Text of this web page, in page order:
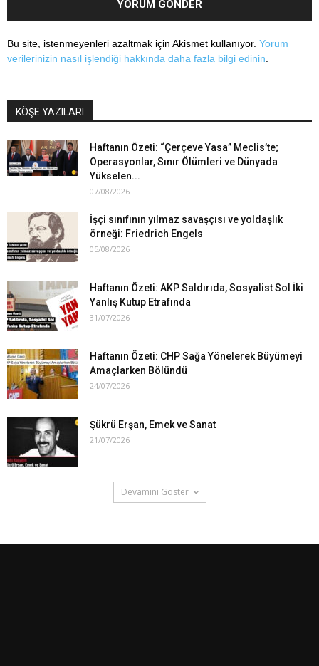
Bu site, istenmeyenleri azaltmak için Akismet kullanıyor. Yorum
verilerinizin nasıl işlendiği hakkında daha fazla bilgi edinin
KÖŞE YAZILARI
Haftanın Özeti: “Çerçeve Yasa” Meclis’te;
Operasyonlar, Sınır Ölümleri ve Dünyada
Yükselen...
07/08/2026
İşçi sınıfının yılmaz savaşçısı ve yoldaşlık
örneği: Friedrich Engels
05/08/2026
Haftanın Özeti: AKP Saldırıda, Sosyalist Sol İki
Yanlış Kutup Etrafında
31/07/2026
Haftanın Özeti: CHP Sağa Yönelerek Büyümeyi
Amaçlarken Bölündü
24/07/2026
Şükrü Erşan, Emek ve Sanat
21/07/2026
Devamını Göster